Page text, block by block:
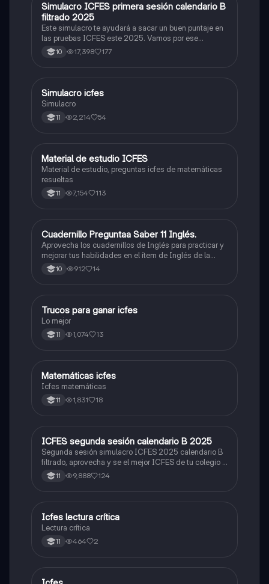
ICFES: Matemáticas
Simulacro ICFES primera sesión calendario B
filtrado 2025
Este simulacro te ayudará a sacar un buen puntaje en
las pruebas ICFES este 2025. Vamos por ese
500/500. Y poder ser admitido en la universidad que
quieras, estudiar la carrera que quieres y no la que te
10 17,398 177
ICFES: Lectura Crítica
Simulacro icfes
Simulacro
11 2,214 54
ICFES: Matemáticas
Material de estudio ICFES
Material de estudio, preguntas icfes de matemáticas
resueltas
11 7,154 113
ICFES: Inglés
Cuadernillo Preguntaa Saber 11 Inglés.
Aprovecha los cuadernillos de Inglés para practicar y
mejorar tus habilidades en el ítem de Inglés de la
Prueba Saber 11. 🫡
10 912 14
Química
Trucos para ganar icfes
Lo mejor
11 1,074 13
ICFES: Matemáticas
Matemáticas icfes
Icfes matemáticas
11 1,831 18
ICFES: Lectura Crítica
ICFES segunda sesión calendario B 2025
Segunda sesión simulacro ICFES 2025 calendario B
filtrado, aprovecha y se el mejor ICFES de tu colegio y
poder ingresar a universidad, y estudiar aquella
carrera con la que tanto sueñas.
11 9,888 124
Lengua Castellana
Icfes lectura crítica
Lectura crítica
11 464 2